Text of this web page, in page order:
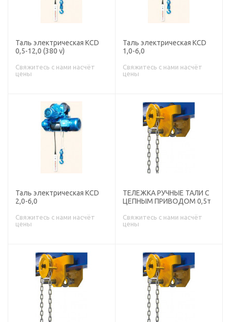
Таль электрическая КCD
0,5-12,0 (380 v)
Свяжитесь с нами насчёт
цены
Таль электрическая КCD
1,0-6,0
Свяжитесь с нами насчёт
цены
Таль электрическая КCD
2,0-6,0
Свяжитесь с нами насчёт
цены
ТЕЛЕЖКА РУЧНЫЕ ТАЛИ С
ЦЕПНЫМ ПРИВОДОМ 0,5т
Свяжитесь с нами насчёт
цены